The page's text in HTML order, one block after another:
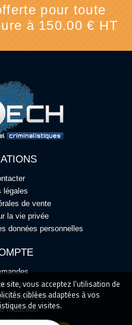
site, vous acceptez l'utilisation de
ciblées adaptées à vos
de visites.
pour toute
à 150.00 € HT
légales
de vente
la vie privée
données personnelles
personnelles
réduction